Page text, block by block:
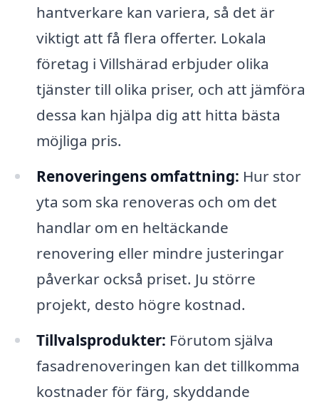
hantverkare kan variera, så det är
viktigt att få flera offerter. Lokala
företag i Villshärad erbjuder olika
tjänster till olika priser, och att jämföra
dessa kan hjälpa dig att hitta bästa
möjliga pris.
Renoveringens omfattning: Hur stor
yta som ska renoveras och om det
handlar om en heltäckande
renovering eller mindre justeringar
påverkar också priset. Ju större
projekt, desto högre kostnad.
Tillvalsprodukter: Förutom själva
fasadrenoveringen kan det tillkomma
kostnader för färg, skyddande